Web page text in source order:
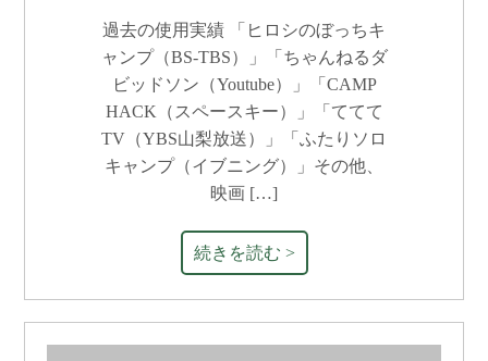
過去の使用実績 「ヒロシのぼっちキ
ャンプ（BS-TBS）」「ちゃんねるダ
ビッドソン（Youtube）」「CAMP
HACK（スペースキー）」「ててて
TV（YBS山梨放送）」「ふたりソロ
キャンプ（イブニング）」その他、
映画 […]
続きを読む >